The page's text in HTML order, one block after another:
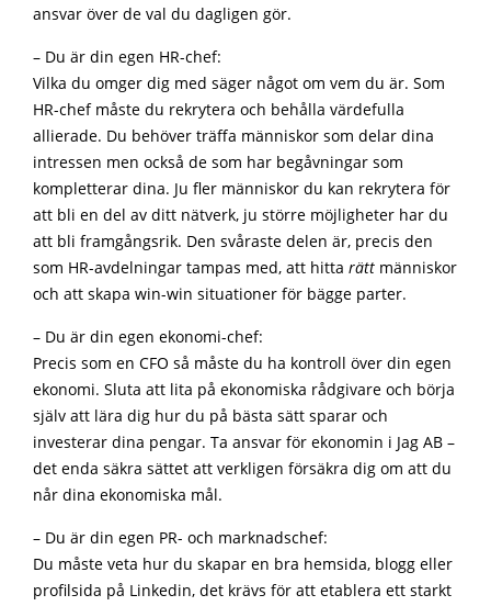
ansvar över de val du dagligen gör.
– Du är din egen HR-chef:
Vilka du omger dig med säger något om vem du är. Som
HR-chef måste du rekrytera och behålla värdefulla
allierade. Du behöver träffa människor som delar dina
intressen men också de som har begåvningar som
kompletterar dina. Ju fler människor du kan rekrytera för
att bli en del av ditt nätverk, ju större möjligheter har du
att bli framgångsrik. Den svåraste delen är, precis den
som HR-avdelningar tampas med, att hitta rätt människor
och att skapa win-win situationer för bägge parter.
– Du är din egen ekonomi-chef:
Precis som en CFO så måste du ha kontroll över din egen
ekonomi. Sluta att lita på ekonomiska rådgivare och börja
själv att lära dig hur du på bästa sätt sparar och
investerar dina pengar. Ta ansvar för ekonomin i Jag AB –
det enda säkra sättet att verkligen försäkra dig om att du
når dina ekonomiska mål.
– Du är din egen PR- och marknadschef:
Du måste veta hur du skapar en bra hemsida, blogg eller
profilsida på Linkedin, det krävs för att etablera ett starkt